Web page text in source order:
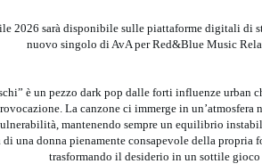
2026 sarà disponibile sulle piattaforme digitali di
nuovo singolo di AvA per Red&Blue Music
è un pezzo dark pop dalle forti influenze urban
La canzone ci immerge in
mantenendo sempre un equilibrio
una donna pienamente consapevole della propria
trasformando il desiderio in un sottile